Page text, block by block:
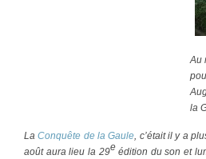
Au
la
LaConquête de la Gaule, c’était il y a
août aura lieu la 29e édition du son et